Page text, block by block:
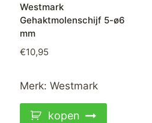
Westmark
Gehaktmolenschijf 5-ø6
mm
€10,95
Merk: Westmark
kopen